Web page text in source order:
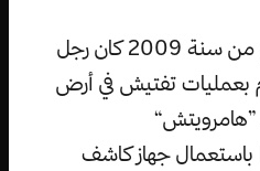
في الخامس من شهر يوليو من سنة 2009 كان رجل
بعمليات تفتيش في أرض
باستعمال جهاز كاشف